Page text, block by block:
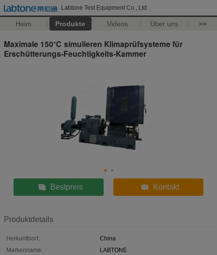
Labtone Test Equipment Co., Ltd
Heim Produkte Videos Über uns >>
Maximale 150℃ simulieren Klimaprüfsysteme für
Erschütterungs-Feuchtigkeits-Kammer
Bestpreis Kontakt
Produktdetails
Herkunftsort:
China
Markenname:
LABTONE